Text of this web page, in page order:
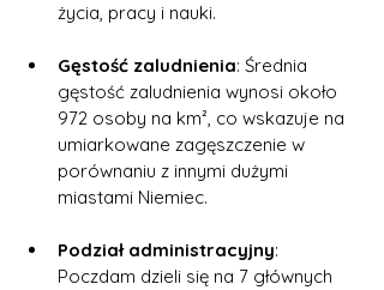
życia, pracy i nauki.
Gęstość zaludnienia: Średnia
gęstość zaludnienia wynosi około
972 osoby na km², co wskazuje na
umiarkowane zagęszczenie w
porównaniu z innymi dużymi
miastami Niemiec.
Podział administracyjny:
Poczdam dzieli się na 7 głównych